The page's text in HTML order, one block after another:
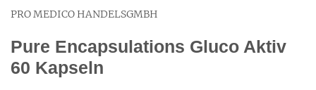
PRO MEDICO HANDELSGMBH
Pure Encapsulations Gluco Aktiv
60 Kapseln